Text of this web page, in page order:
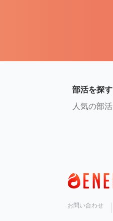
部活を探す
人気の部活
お問い合わせ